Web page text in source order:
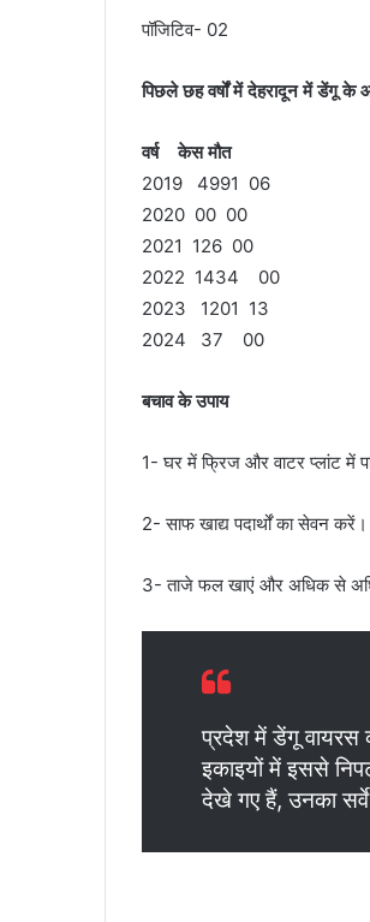
पॉजिटिव- 02
पिछले छह वर्षों में देहरादून में डेंगू
वर्षकेस मौत
2019 4991 06
2020 00 00
2021 126 00
2022 1434 00
2023 1201 13
2024 37 00
बचाव के उपाय
1- घर में फ्रिज और वाटर प्लांट में
2- साफ खाद्य पदार्थों का सेवन करें।
3- ताजे फल खाएं और अधिक से
प्रदेश में डेंगू वायरस
इकाइयों में इससे
देखे गए हैं, उनका सर्वे